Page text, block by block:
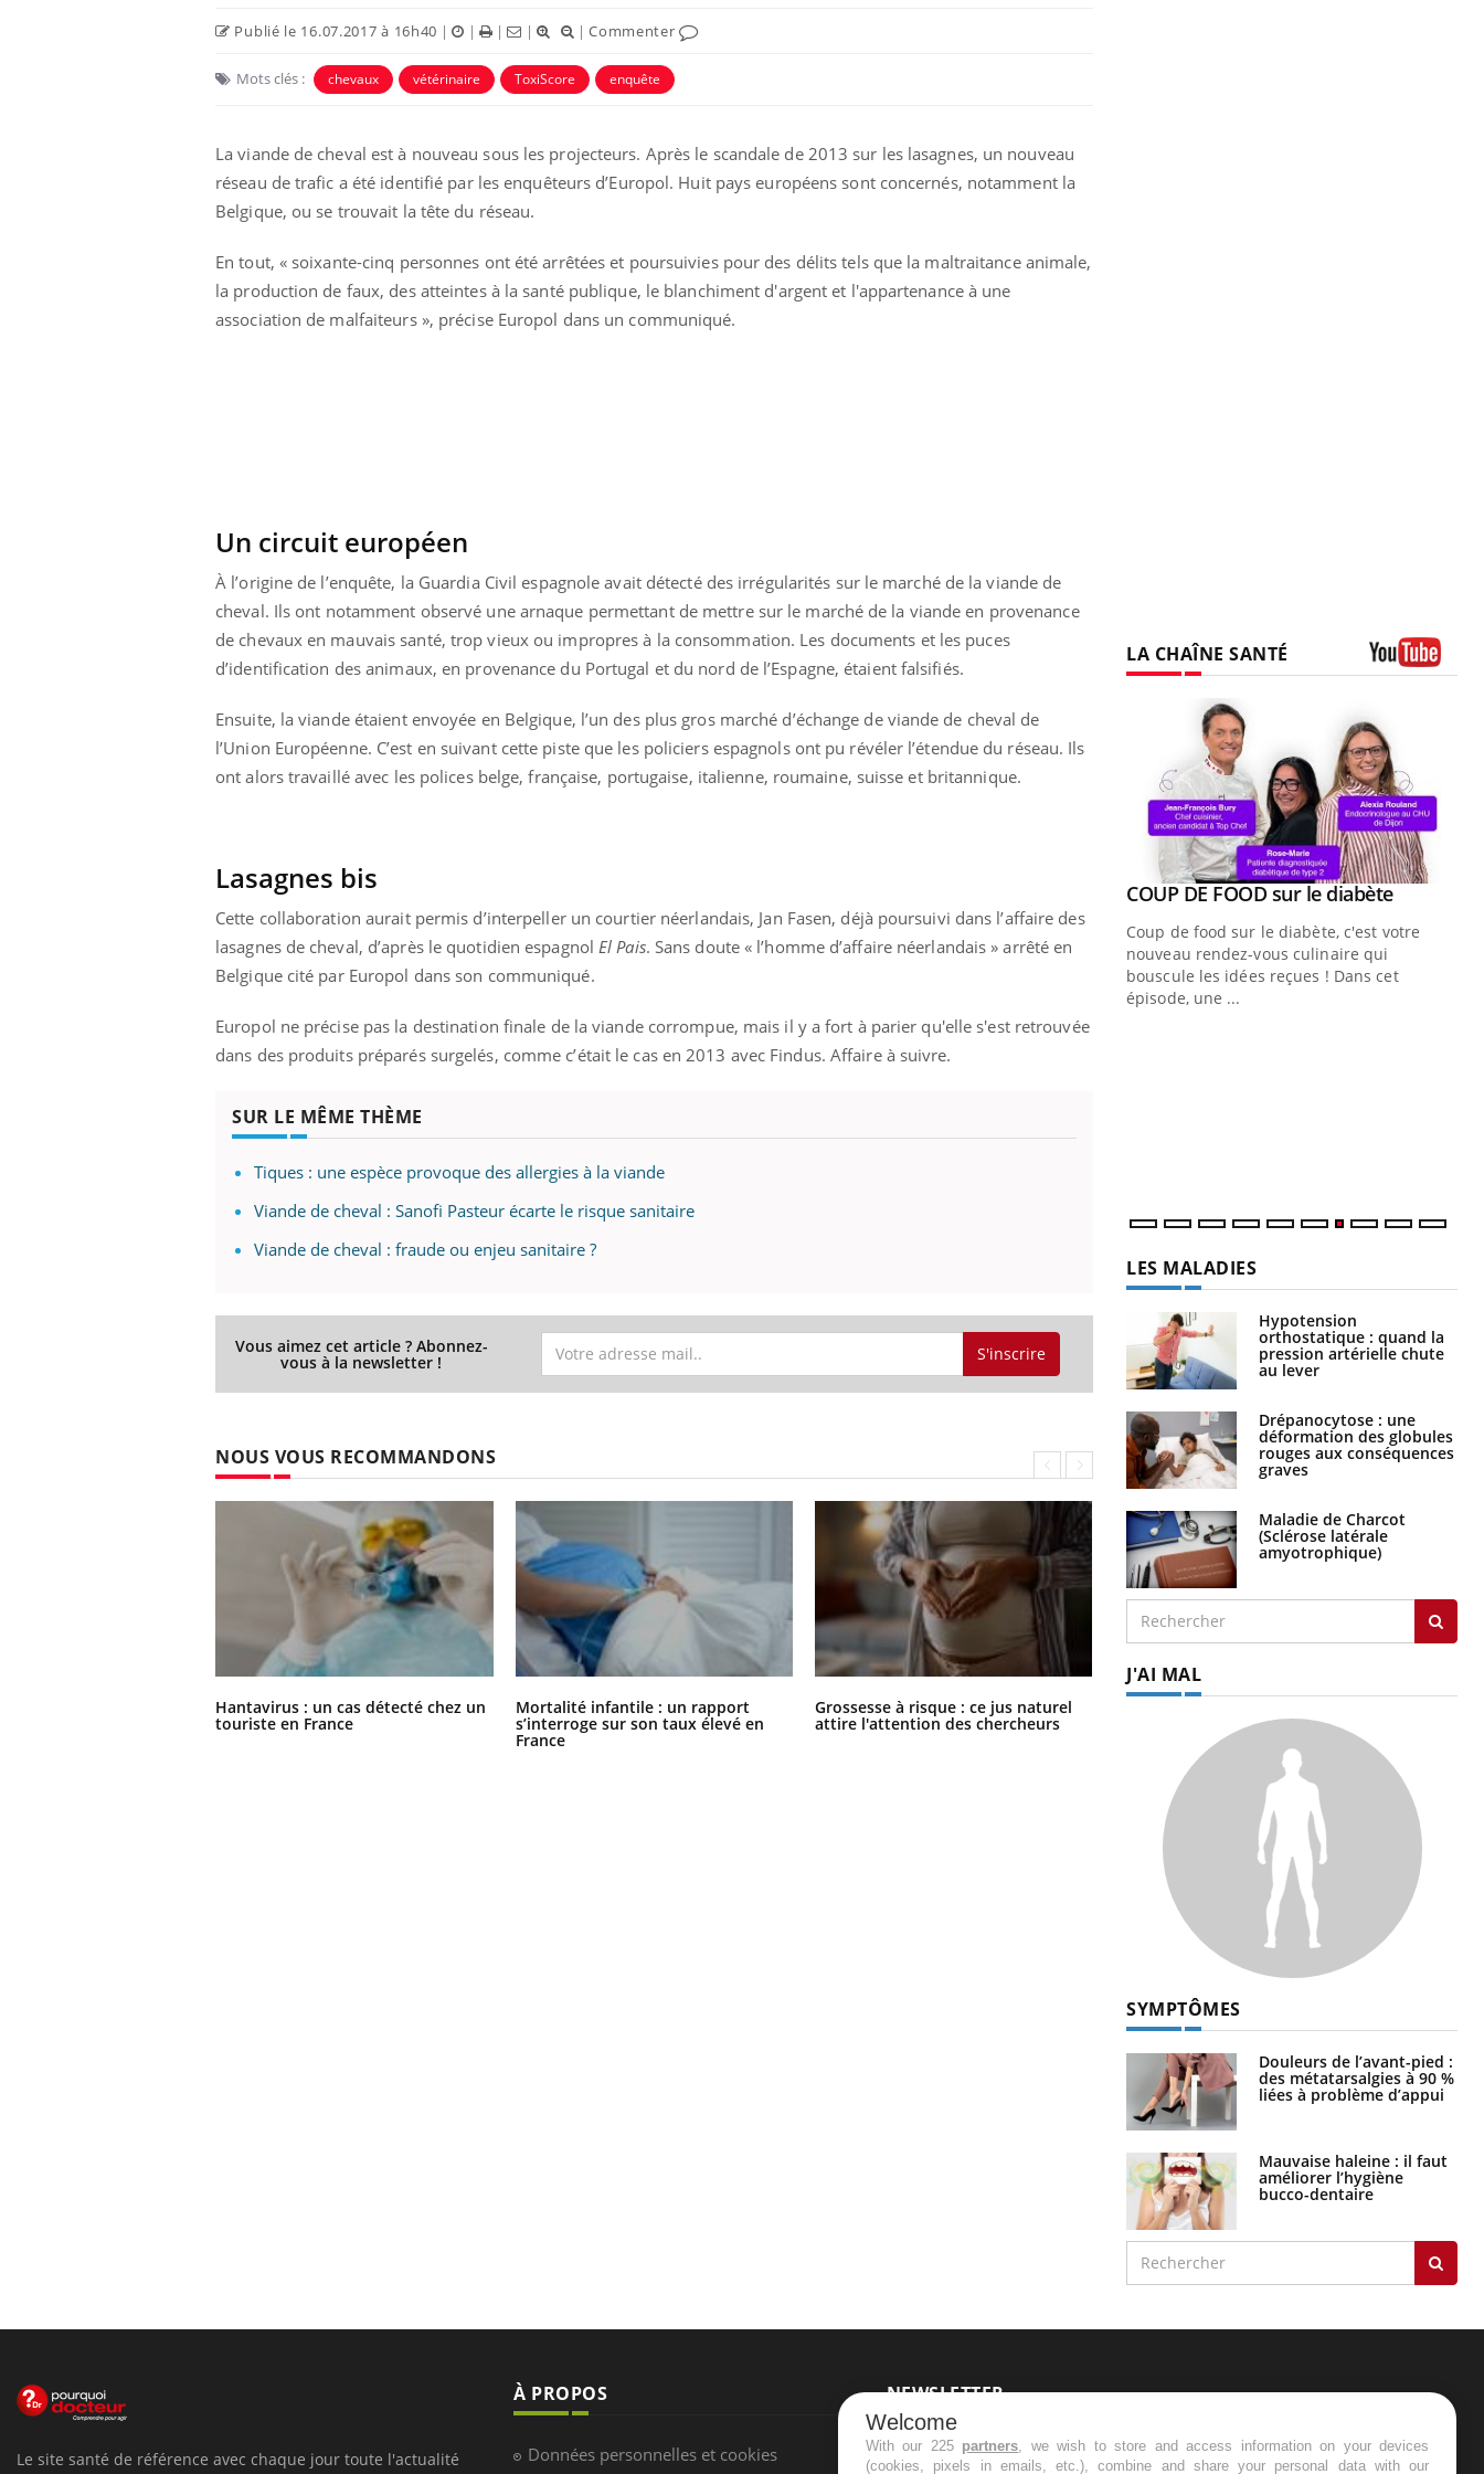
Publié le 16.07.2017 à 16h40 | | | | |Commenter
Mots clés : chevaux vétérinaire ToxiScore enquête
La viande de cheval est à nouveau sous les projecteurs. Après le scandale de 2013 sur les lasagnes, un nouveau
réseau de trafic a été identifié par les enquêteurs d’Europol. Huit pays européens sont concernés, notamment la
Belgique, ou se trouvait la tête du réseau.
En tout, « soixante-cinq personnes ont été arrêtées et poursuivies pour des délits tels que la maltraitance animale,
la production de faux, des atteintes à la santé publique, le blanchiment d'argent et l'appartenance à une
association de malfaiteurs », précise Europol dans un communiqué.
Un circuit européen
À l’origine de l’enquête, la Guardia Civil espagnole avait détecté des irrégularités sur le marché de la viande de
cheval. Ils ont notamment observé une arnaque permettant de mettre sur le marché de la viande en provenance
de chevaux en mauvais santé, trop vieux ou impropres à la consommation. Les documents et les puces
d’identification des animaux, en provenance du Portugal et du nord de l’Espagne, étaient falsifiés.
Ensuite, la viande étaient envoyée en Belgique, l’un des plus gros marché d’échange de viande de cheval de
l’Union Européenne. C’est en suivant cette piste que les policiers espagnols ont pu révéler l’étendue du réseau. Ils
ont alors travaillé avec les polices belge, française, portugaise, italienne, roumaine, suisse et britannique.
Lasagnes bis
Cette collaboration aurait permis d’interpeller un courtier néerlandais, Jan Fasen, déjà poursuivi dans l’affaire des
lasagnes de cheval, d’après le quotidien espagnol El Pais. Sans doute « l’homme d’affaire néerlandais » arrêté en
Belgique cité par Europol dans son communiqué.
Europol ne précise pas la destination finale de la viande corrompue, mais il y a fort à parier qu'elle s'est retrouvée
dans des produits préparés surgelés, comme c’était le cas en 2013 avec Findus. Affaire à suivre.
SUR LE MÊME THÈME
Tiques : une espèce provoque des allergies à la viande
Viande de cheval : Sanofi Pasteur écarte le risque sanitaire
Viande de cheval : fraude ou enjeu sanitaire ?
Vous aimez cet article ? Abonnez-
vous à la newsletter ! S'inscrire
NOUS VOUS RECOMMANDONS
Hantavirus : un cas détecté chez un
touriste en France
Mortalité infantile : un rapport
s’interroge sur son taux élevé en
France
Grossesse à risque : ce jus naturel
attire l'attention des chercheurs
Comment oublier les écrans en
LA CHAÎNE SANTÉ
Diabète & Ramadan 2026Youtube
nombreuses personnes atteintes de
diabète, c'est une période de questions, de
faciliter l’accès à la médecine
préventive Youtube
Un établissement lié à un groupe
santé : l'utilisation d'un « jumeau
Youtube
COUP DE FOOD sur le diabèteYoutube
Coup de food sur le diabète, c'est votre
nouveau rendez-vous culinaire qui
bouscule les idées reçues ! Dans cet
épisode, une ...
LES MALADIES
Hypotension
orthostatique : quand la
pression artérielle chute
au lever
Drépanocytose : une
déformation des globules
rouges aux conséquences
graves
Maladie de Charcot
(Sclérose latérale
amyotrophique)
J'AI MAL
SYMPTÔMES
Douleurs de l’avant-pied :
des métatarsalgies à 90 %
liées à problème d’appui
Mauvaise haleine : il faut
améliorer l’hygiène
bucco-dentaire
Le site santé de référence avec chaque jour toute l'actualité
À PROPOS
Données personnelles et cookies
NEWSLETTER
Recevez toutes les semaines les meilleures
infos santé
Welcome
With our 225 partners, we wish to store and access information on your devices
(cookies, pixels in emails, etc.), combine and share your personal data with our